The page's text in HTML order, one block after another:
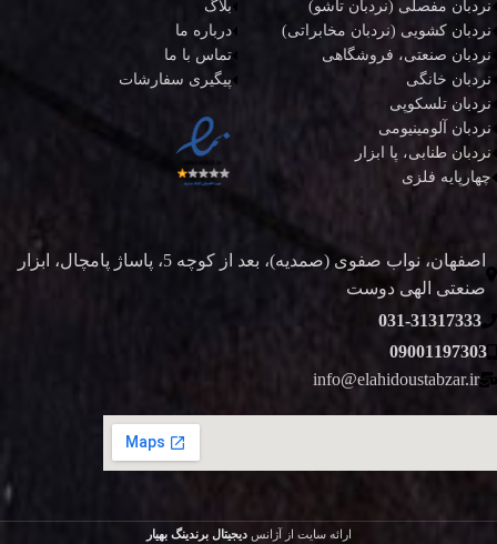
نردبان مفصلی (نردبان تاشو)
نردبان کشویی (نردبان مخابراتی)
نردبان صنعتی، فروشگاهی
نردبان خانگی
نردبان تلسکوپی
نردبان آلومینیومی
نردبان طنابی، پا ابزار
چهارپایه فلزی
بلاگ
درباره ما
تماس با ما
پیگیری سفارشات
اصفهان، نواب صفوی (صمدیه)، بعد از کوچه 5، پاساژ پامچال، ابزار
صنعتی الهی دوست
031-31317333
09001197303
info@elahidoustabzar.ir
ارائه سایت از آژانسدیجیتال برندینگ بهیار